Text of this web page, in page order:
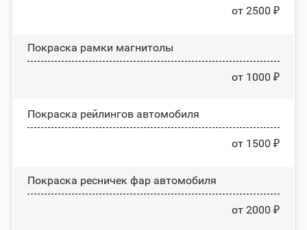
от 2500 ₽
Покраска рамки магнитолы
от 1000 ₽
Покраска рейлингов автомобиля
от 1500 ₽
Покраска ресничек фар автомобиля
от 2000 ₽